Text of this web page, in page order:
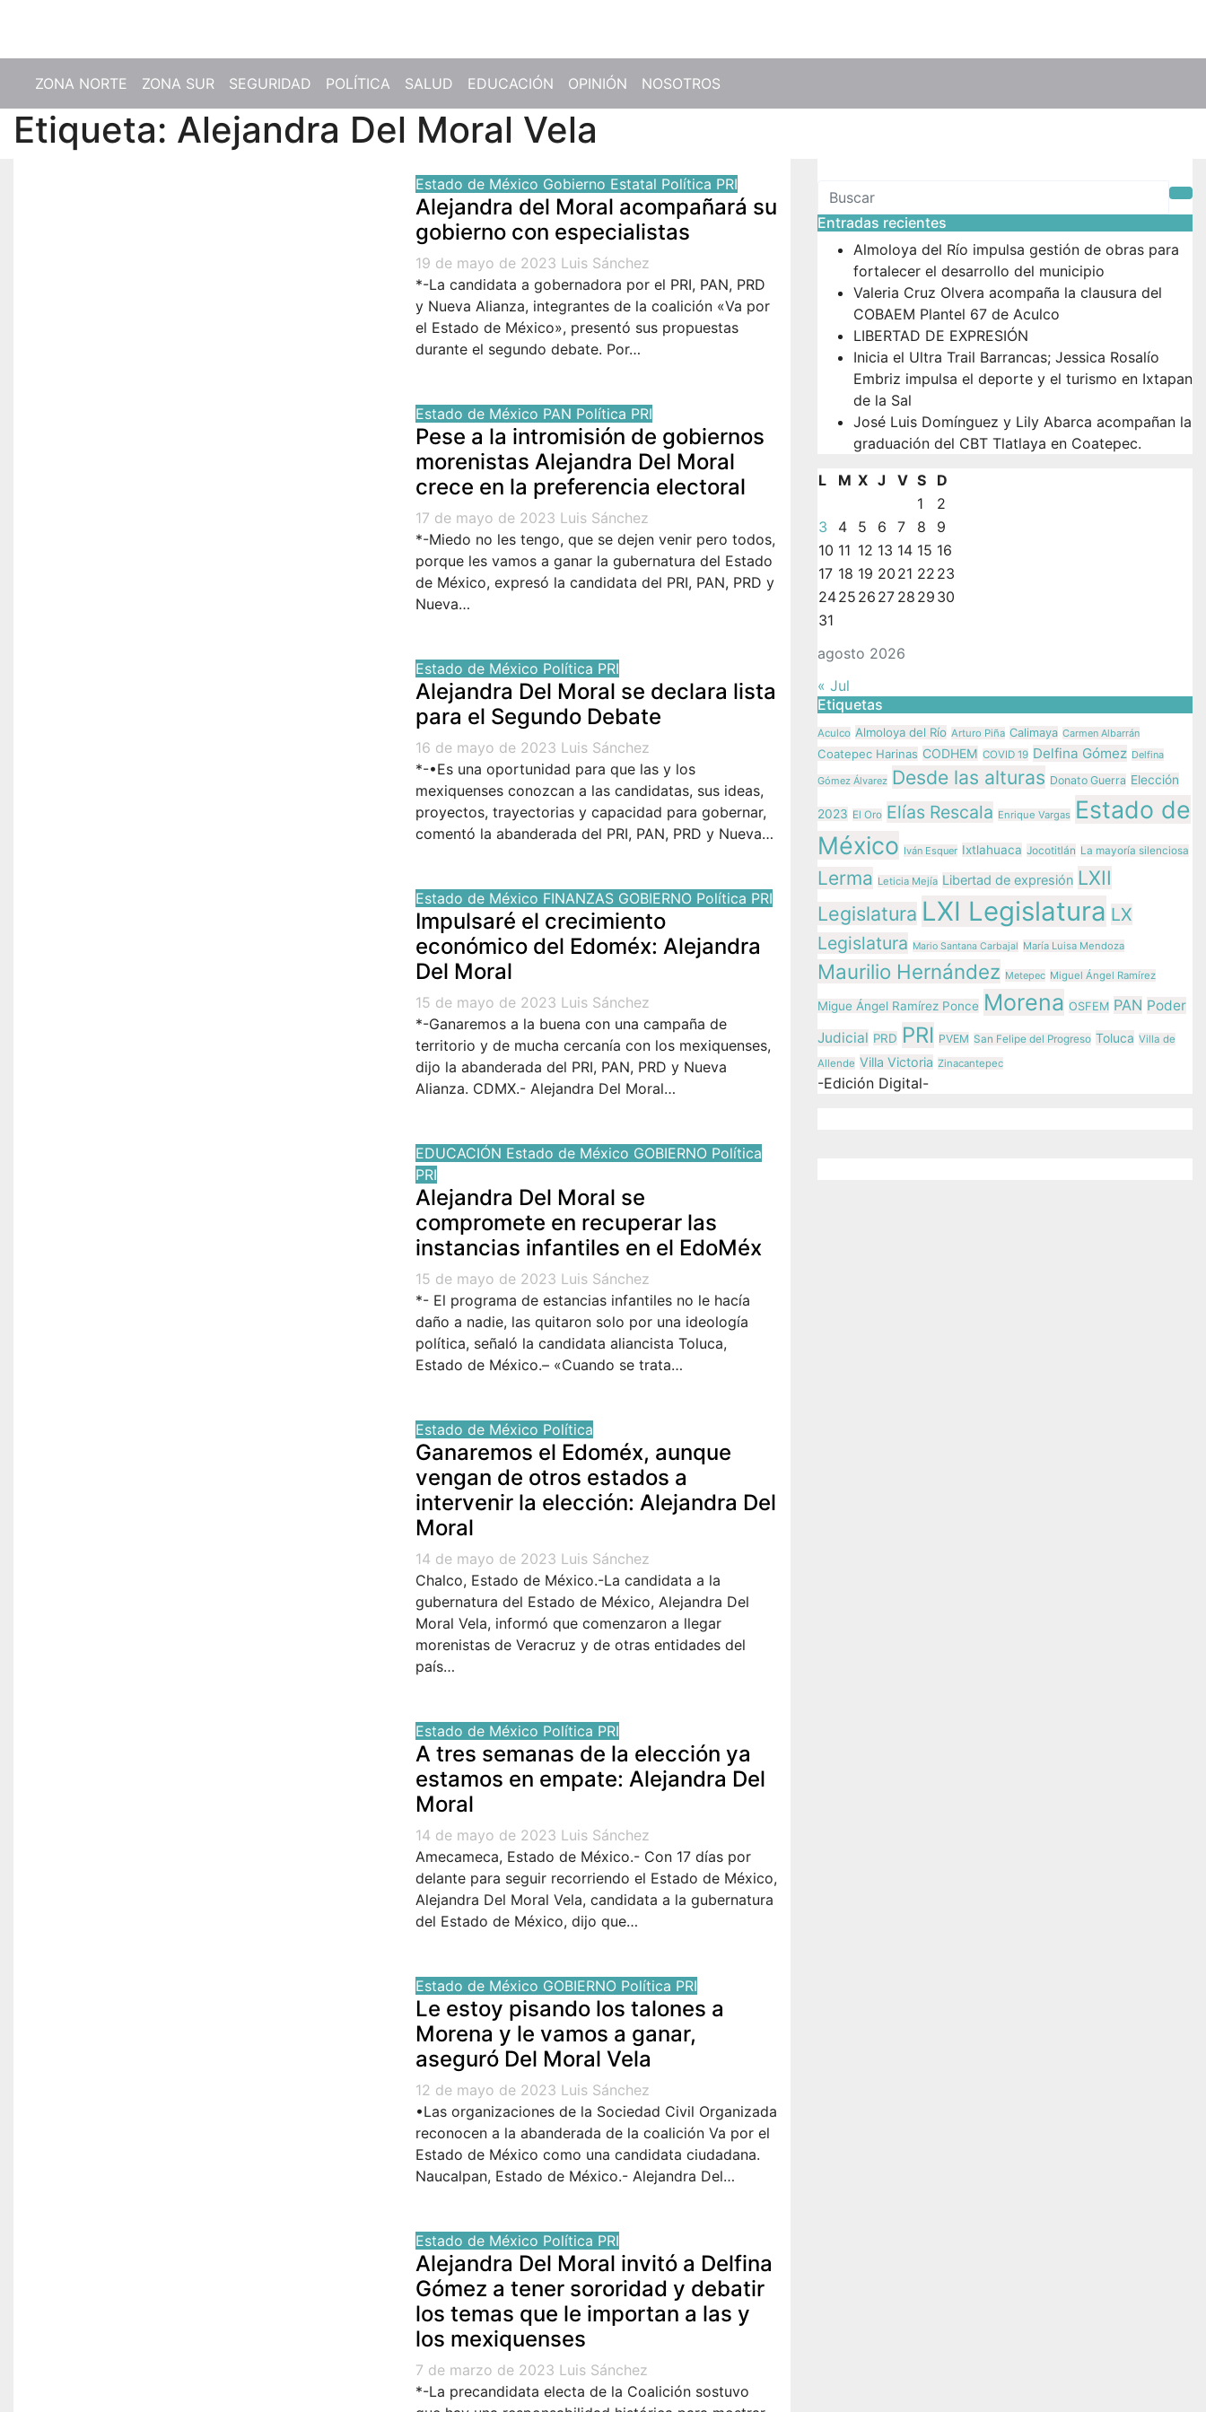
ZONA NORTE ZONA SUR SEGURIDAD POLÍTICA SALUD EDUCACIÓN OPINIÓN NOSOTROS
Etiqueta: Alejandra Del Moral Vela
Estado de México Gobierno Estatal Política PRI
Alejandra del Moral acompañará su
gobierno con especialistas
19 de mayo de 2023 Luis Sánchez
*-La candidata a gobernadora por el PRI, PAN, PRD
y Nueva Alianza, integrantes de la coalición «Va por
el Estado de México», presentó sus propuestas
durante el segundo debate. Por…
Estado de México PAN Política PRI
Pese a la intromisión de gobiernos
morenistas Alejandra Del Moral
crece en la preferencia electoral
17 de mayo de 2023 Luis Sánchez
*-Miedo no les tengo, que se dejen venir pero todos,
porque les vamos a ganar la gubernatura del Estado
de México, expresó la candidata del PRI, PAN, PRD y
Nueva…
Estado de México Política PRI
Alejandra Del Moral se declara lista
para el Segundo Debate
16 de mayo de 2023 Luis Sánchez
*-•Es una oportunidad para que las y los
mexiquenses conozcan a las candidatas, sus ideas,
proyectos, trayectorias y capacidad para gobernar,
comentó la abanderada del PRI, PAN, PRD y Nueva…
Estado de México FINANZAS GOBIERNO Política PRI
Impulsaré el crecimiento
económico del Edoméx: Alejandra
Del Moral
15 de mayo de 2023 Luis Sánchez
*-Ganaremos a la buena con una campaña de
territorio y de mucha cercanía con los mexiquenses,
dijo la abanderada del PRI, PAN, PRD y Nueva
Alianza. CDMX.- Alejandra Del Moral…
EDUCACIÓN Estado de México GOBIERNO Política
PRI
Alejandra Del Moral se
compromete en recuperar las
instancias infantiles en el EdoMéx
15 de mayo de 2023 Luis Sánchez
*- El programa de estancias infantiles no le hacía
daño a nadie, las quitaron solo por una ideología
política, señaló la candidata aliancista Toluca,
Estado de México.– «Cuando se trata…
Estado de México Política
Ganaremos el Edoméx, aunque
vengan de otros estados a
intervenir la elección: Alejandra Del
Moral
14 de mayo de 2023 Luis Sánchez
Chalco, Estado de México.-La candidata a la
gubernatura del Estado de México, Alejandra Del
Moral Vela, informó que comenzaron a llegar
morenistas de Veracruz y de otras entidades del
país…
Estado de México Política PRI
A tres semanas de la elección ya
estamos en empate: Alejandra Del
Moral
14 de mayo de 2023 Luis Sánchez
Amecameca, Estado de México.- Con 17 días por
delante para seguir recorriendo el Estado de México,
Alejandra Del Moral Vela, candidata a la gubernatura
del Estado de México, dijo que…
Estado de México GOBIERNO Política PRI
Le estoy pisando los talones a
Morena y le vamos a ganar,
aseguró Del Moral Vela
12 de mayo de 2023 Luis Sánchez
•Las organizaciones de la Sociedad Civil Organizada
reconocen a la abanderada de la coalición Va por el
Estado de México como una candidata ciudadana.
Naucalpan, Estado de México.- Alejandra Del…
Estado de México Política PRI
Alejandra Del Moral invitó a Delfina
Gómez a tener sororidad y debatir
los temas que le importan a las y
los mexiquenses
7 de marzo de 2023 Luis Sánchez
*-La precandidata electa de la Coalición sostuvo
Entradas recientes
Almoloya del Río impulsa gestión de obras para
fortalecer el desarrollo del municipio
Valeria Cruz Olvera acompaña la clausura del
COBAEM Plantel 67 de Aculco
LIBERTAD DE EXPRESIÓN
Inicia el Ultra Trail Barrancas; Jessica Rosalío
Embriz impulsa el deporte y el turismo en Ixtapan
de la Sal
José Luis Domínguez y Lily Abarca acompañan la
graduación del CBT Tlatlaya en Coatepec.
agosto 2026
L M X J V S
D
1
2
3
4 5 6 7 8
9
10 11 12 13 14 15 16
17 18 19 20 21 22 23
2425 26 27 28 29 30
31
« Jul
Etiquetas
Aculco Almoloya del Río Arturo Piña Calimaya Carmen Albarrán
Coatepec Harinas CODHEM COVID 19 Delfina Gómez Delfina
Gómez Álvarez Desde las alturas Donato Guerra Elección
2023 El Oro Elías Rescala Enrique Vargas Estado de
México Iván Esquer Ixtlahuaca Jocotitlán La mayoría silenciosa
Lerma Leticia Mejía Libertad de expresión LXII
Legislatura LXI Legislatura LX
Legislatura Mario Santana Carbajal María Luisa Mendoza
Maurilio Hernández Metepec Miguel Ángel Ramírez
Migue Ángel Ramírez Ponce Morena OSFEM PAN Poder
Judicial PRD PRI PVEM San Felipe del Progreso Toluca Villa de
Allende Villa Victoria Zinacantepec
-Edición Digital-